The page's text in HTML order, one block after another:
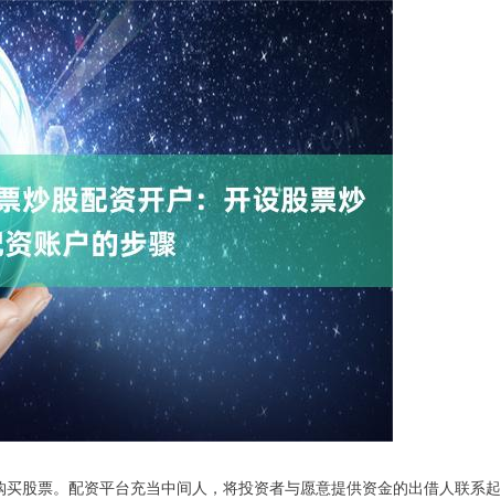
股票。配资平台充当中间人，将投资者与愿意提供资金的出借人联系起